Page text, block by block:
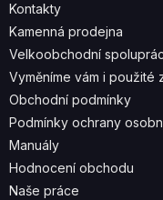
Kontakty
Kamenná prodejna
Velkoobchodní
Vyměníme vám i použité
Obchodní podmínky
Podmínky ochrany
Manuály
Hodnocení obchodu
Naše práce